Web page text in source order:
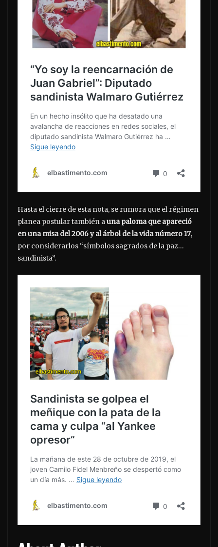
Hasta el cierre de esta nota, se rumora que el régimen
planea postular también auna paloma que apareció
en una misa del 2006 y al árbol de la vida número 17,
por considerarlos “símbolos sagrados de la paz…
sandinista”.